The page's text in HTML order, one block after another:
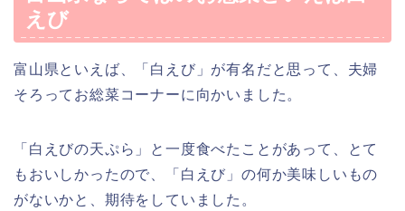
えび
富山県といえば、「白えび」が有名だと思って、夫婦
そろってお総菜コーナーに向かいました。
「白えびの天ぷら」と一度食べたことがあって、とて
もおいしかったので、「白えび」の何か美味しいもの
がないかと、期待をしていました。